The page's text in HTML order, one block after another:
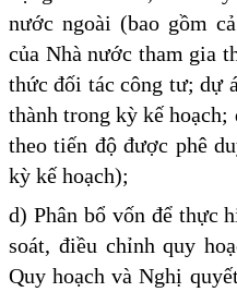
nước ngoài (bao gồm
của Nhà nước tham gia
thức đối tác công tư; dự
thành trong kỳ kế
theo tiến độ được phê
kỳ kế hoạch);
d) Phân bổ vốn để thực
soát, điều chỉnh quy
Quy hoạch và Nghị